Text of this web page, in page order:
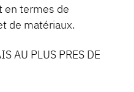
en termes de
de matériaux.
AU PLUS PRES DE